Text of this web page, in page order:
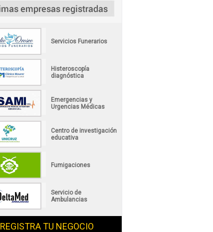
Servicios Funerarios
Histeroscopía
diagnóstica
Emergencias y
Urgencias Médicas
Centro de investigación
educativa
Fumigaciones
Servicio de
Ambulancias
REGISTRA TU NEGOCIO